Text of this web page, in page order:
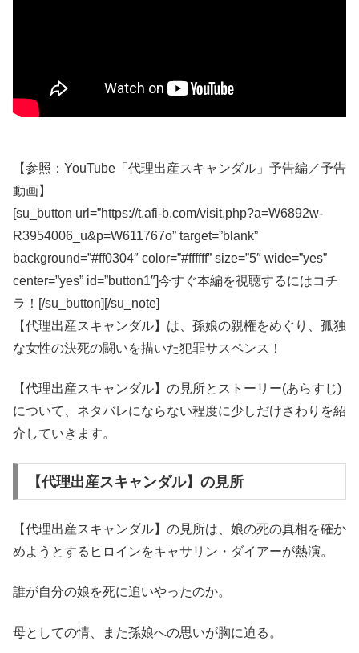
【参照：YouTube「代理出産スキャンダル」予告編／予告
動画】
[su_button url=”https://t.afi-b.com/visit.php?a=W6892w-
R3954006_u&p=W611767o” target=”blank”
background=”#ff0304″ color=”#ffffff” size=”5″ wide=”yes”
center=”yes” id=”button1″]今すぐ本編を視聴するにはコチ
ラ！[/su_button][/su_note]
【代理出産スキャンダル】は、孫娘の親権をめぐり、孤独
な女性の決死の闘いを描いた犯罪サスペンス！
【代理出産スキャンダル】の見所とストーリー(あらすじ)
について、ネタバレにならない程度に少しだけさわりを紹
介していきます。
【代理出産スキャンダル】の見所
【代理出産スキャンダル】の見所は、娘の死の真相を確か
めようとするヒロインをキャサリン・ダイアーが熱演。
誰が自分の娘を死に追いやったのか。
母としての情、また孫娘への思いが胸に迫る。